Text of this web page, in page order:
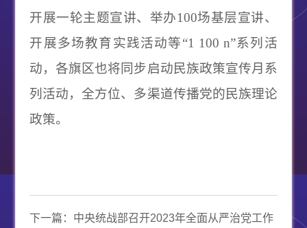
开展一轮主题宣讲、举办100场基层宣讲、
开展多场教育实践活动等“1 100 n”系列活
动，各旗区也将同步启动民族政策宣传月系
列活动，全方位、多渠道传播党的民族理论
政策。
下一篇： 中央统战部召开2023年全面从严治党工作